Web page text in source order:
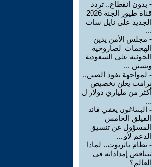
- بدون انقطاع.. تردد
قناة طيور الجنة 2026
الجديد على نايل سات
...
- مجلس الأمن يدين
الهجمات الصاروخية
الحوثية على السعودية
ويستن ...
- لمواجهة نفوذ الصين..
ترامب يعلن تخصيص
أكثر من ملياري دولار ل
...
- البنتاغون يعفي قائد
الفيلق الخامس
المسؤول عن تنسيق
الدعم لأو ...
- نظام باتريوت.. لماذا
تتناقص إمداداته في
العالم؟